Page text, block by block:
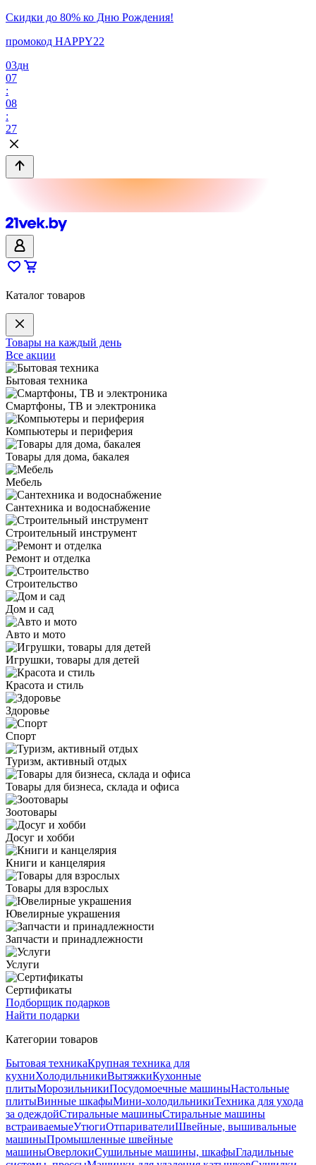
Скидки до 80% ко Дню Рождения!
промокод HAPPY22
03дн
07
:
08
:
27
Каталог товаров
Товары на каждый день
Все акции
Бытовая техника
Смартфоны, ТВ и электроника
Компьютеры и периферия
Товары для дома, бакалея
Мебель
Сантехника и водоснабжение
Строительный инструмент
Ремонт и отделка
Строительство
Дом и сад
Авто и мото
Игрушки, товары для детей
Красота и стиль
Здоровье
Спорт
Туризм, активный отдых
Товары для бизнеса, склада и офиса
Зоотовары
Досуг и хобби
Книги и канцелярия
Товары для взрослых
Ювелирные украшения
Запчасти и принадлежности
Услуги
Сертификаты
Подборщик подарков
Найти подарки
Категории товаров
Бытовая техникаКрупная техника для
кухниХолодильникиВытяжкиКухонные
плитыМорозильникиПосудомоечные машиныНастольные
плитыВинные шкафыМини-холодильникиТехника для ухода
за одеждойСтиральные машиныСтиральные машины
встраиваемыеУтюгиОтпаривателиШвейные, вышивальные
машиныПромышленные швейные
машиныОверлокиСушильные машины, шкафыГладильные